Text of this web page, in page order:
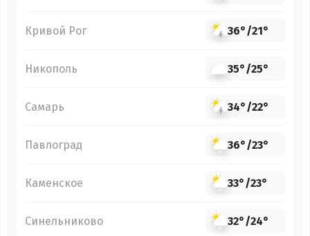
Кривой Рог 36°/21°
Никополь 35°/25°
Самарь 34°/22°
Павлоград 36°/23°
Каменское 33°/23°
Синельниково 32°/24°